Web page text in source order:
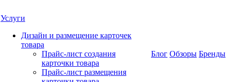
Услуги
Дизайн и размещение карточек
товара
Прайс-лист создания
карточки товара
Прайс-лист размещения
Блог Обзоры Бренды